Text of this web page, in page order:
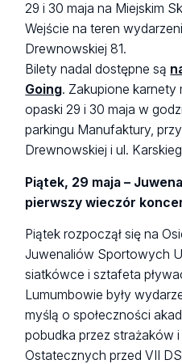
29 i 30 maja na Miejskim
Wejście na teren
Drewnowskiej 81.
Bilety nadal dostępne są
Going. Zakupione karnety
opaski 29 i 30 maja w
parkingu Manufaktury,
Drewnowskiej i ul.
Piątek, 29 maja –
pierwszy wieczór
Piątek rozpoczął się na
Juwenaliów Sportowych
siatkówce i sztafeta
Lumumbowie były
myślą o społeczności
pobudka przez strażaków
Ostatecznych przed VII